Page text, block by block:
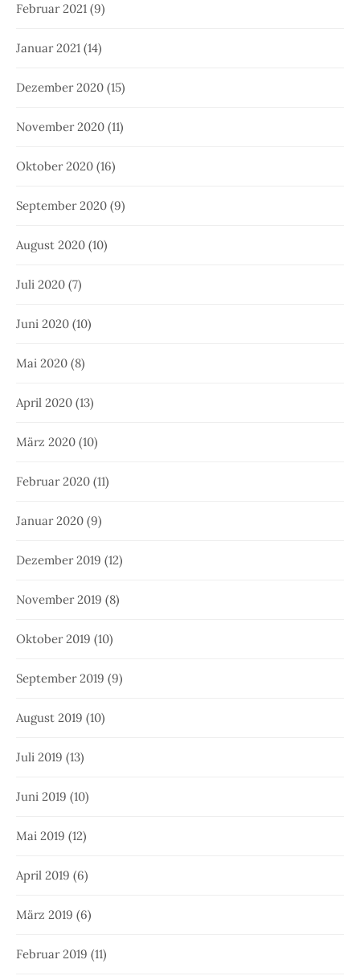
Februar 2021 (9)
Januar 2021 (14)
Dezember 2020 (15)
November 2020 (11)
Oktober 2020 (16)
September 2020 (9)
August 2020 (10)
Juli 2020 (7)
Juni 2020 (10)
Mai 2020 (8)
April 2020 (13)
März 2020 (10)
Februar 2020 (11)
Januar 2020 (9)
Dezember 2019 (12)
November 2019 (8)
Oktober 2019 (10)
September 2019 (9)
August 2019 (10)
Juli 2019 (13)
Juni 2019 (10)
Mai 2019 (12)
April 2019 (6)
März 2019 (6)
Februar 2019 (11)